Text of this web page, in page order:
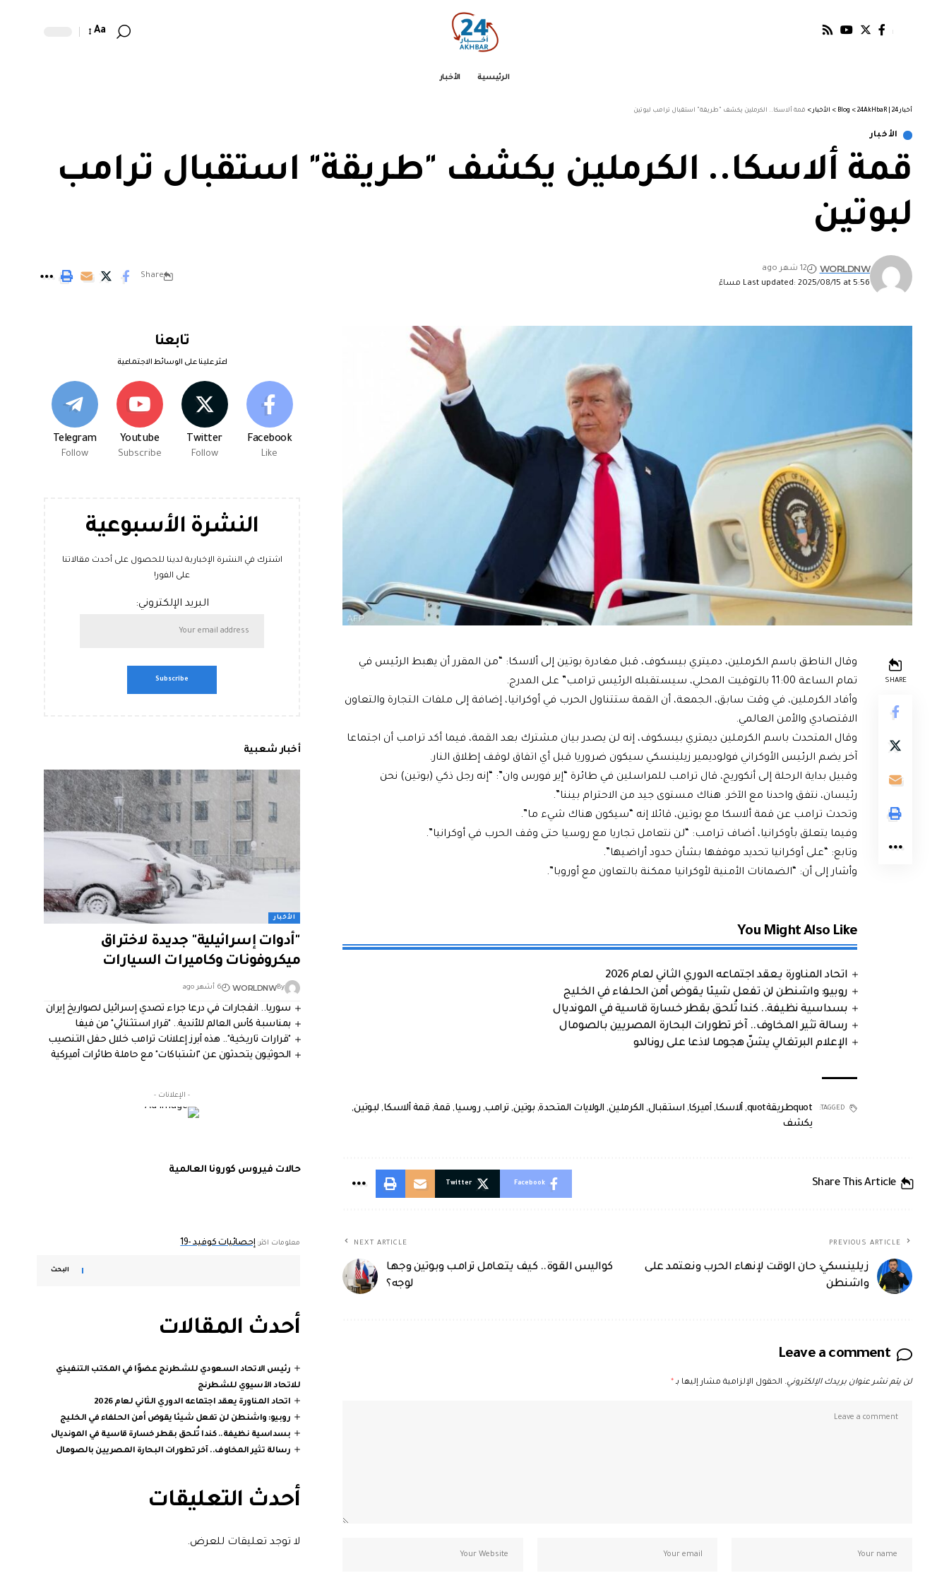
Aa
الرئيسية الأخبار
أخبار 24 | 24AkHbaR >
Blog
> الأخبار > قمة ألاسكا.. الكرملين يكشف "طريقة" استقبال ترامب لبوتين
الأخبار
قمة ألاسكا.. الكرملين يكشف "طريقة" استقبال ترامب
لبوتين
Last updated: 2025/08/15 at 5:56 مساءً
WORLDNW
12 شهر ago
Share
SHARE
وقال الناطق باسم الكرملين، دميتري بيسكوف، قبل مغادرة بوتين إلى ألاسكا: “من المقرر أن يهبط الرئيس في
تمام الساعة 11:00 بالتوقيت المحلي، سيستقبله الرئيس ترامب” على المدرج.
وأفاد الكرملين، في وقت سابق، الجمعة، أن القمة ستتناول الحرب في أوكرانيا، إضافة إلى ملفات التجارة والتعاون
الاقتصادي والأمن العالمي.
وقال المتحدث باسم الكرملين ديمتري بيسكوف، إنه لن يصدر بيان مشترك بعد القمة، فيما أكد ترامب أن اجتماعا
آخر يضم الرئيس الأوكراني فولوديمير زيلينسكي سيكون ضروريا قبل أي اتفاق لوقف إطلاق النار.
وقبيل بداية الرحلة إلى أنكوريج، قال ترامب للمراسلين في طائرة “إير فورس وان”: “إنه رجل ذكي (بوتين) نحن
رئيسان، نتفق واحدنا مع الآخر. هناك مستوى جيد من الاحترام بيننا”.
وتحدث ترامب عن قمة ألاسكا مع بوتين، قائلا إنه “سيكون هناك شيء ما”.
وفيما يتعلق بأوكرانيا، أضاف ترامب: “لن نتعامل تجاريا مع روسيا حتى وقف الحرب في أوكرانيا”.
وتابع: “على أوكرانيا تحديد موقفها بشأن حدود أراضيها”.
وأشار إلى أن: “الضمانات الأمنية لأوكرانيا ممكنة بالتعاون مع أوروبا”.
You Might Also Like
اتحاد المناورة يعقد اجتماعه الدوري الثاني لعام 2026
روبيو: واشنطن لن تفعل شيئا يقوض أمن الحلفاء في الخليج
بسداسية نظيفة.. كندا تُلحق بقطر خسارة قاسية في المونديال
رسالة تثير المخاوف.. آخر تطورات البحارة المصريين بالصومال
الإعلام البرتغالي يشنّ هجوما لاذعا على رونالدو
TAGGED: quotطريقةquot , ألاسكا, أميركا, استقبال, الكرملين, الولايات المتحدة, بوتين, ترامب, روسيا, قمة, قمة ألاسكا, لبوتين,
يكشف
Share This Article
Facebook
Twitter
PREVIOUS ARTICLE
زيلينسكي: حان الوقت لإنهاء الحرب ونعتمد على
واشنطن
NEXT ARTICLE
كواليس القوة.. كيف يتعامل ترامب وبوتين وجها
لوجه؟
Leave a comment
لن يتم نشر عنوان بريدك الإلكتروني. الحقول الإلزامية مشار إليها بـ*
تابعنا
اعثر علينا على الوسائط الاجتماعية
Facebook
Like
Twitter
Follow
Youtube
Subscribe
Telegram
Follow
النشرة الأسبوعية
اشترك في النشرة الإخبارية لدينا للحصول على أحدث مقالاتنا
على الفور!
البريد الإلكتروني:
أخبار شعبية
الأخبار
"أدوات إسرائيلية" جديدة لاختراق
ميكروفونات وكاميرات السيارات
By
WORLDNW 6 أشهر ago
سوريا.. انفجارات في درعا جراء تصدي إسرائيل لصواريخ إيران
بمناسبة كأس العالم للأندية.. "قرار استثنائي" من فيفا
"قرارات تاريخية".. هذه أبرز إعلانات ترامب خلال حفل التنصيب
الحوثيون يتحدثون عن "اشتباكات" مع حاملة طائرات أميركية
- الإعلانات -
حالات فيروس كورونا العالمية
معلومات اكثر: إحصائيات كوفيد -19
البحث
أحدث المقالات
رئيس الاتحاد السعودي للشطرنج عضوًا في المكتب التنفيذي
للاتحاد الآسيوي للشطرنج
اتحاد المناورة يعقد اجتماعه الدوري الثاني لعام 2026
روبيو: واشنطن لن تفعل شيئا يقوض أمن الحلفاء في الخليج
بسداسية نظيفة.. كندا تُلحق بقطر خسارة قاسية في المونديال
رسالة تثير المخاوف.. آخر تطورات البحارة المصريين بالصومال
أحدث التعليقات
لا توجد تعليقات للعرض.